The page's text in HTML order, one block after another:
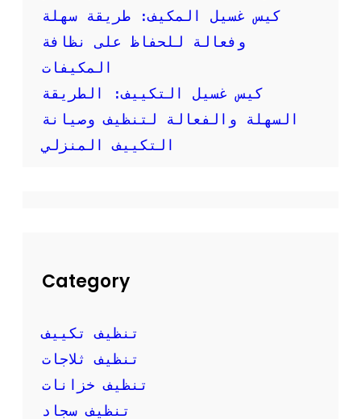
ك
ي
ق
م
ت
ي
ف
ن
ف
س
ك
كيس غسيل المكيف: طريقة سهلة
وفعالة للحفاظ على نظافة
المكيفات
كيس غسيل التكييف: الطريقة
السهلة والفعالة لتنظيف وصيانة
التكييف المنزلي
Category
تنظيف تكييف
تنظيف ثلاجات
تنظيف خزانات
تنظيف سجاد